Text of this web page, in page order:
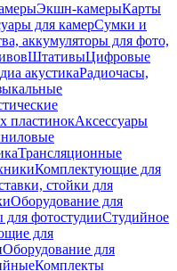
Экшн-камерыКарты
для камерСумки и
аккумуляторы для фото,
ШтативыЦифровые
акустикаРадиочасы,
пластинокАксессуары
Трансляционные
Комплектующие для
стойки для
Оборудование для
фотостудииСтудийное
для
Оборудование для
Комплекты